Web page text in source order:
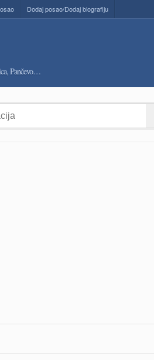
Dodaj posao/Dodaj biografiju
Pančevo…